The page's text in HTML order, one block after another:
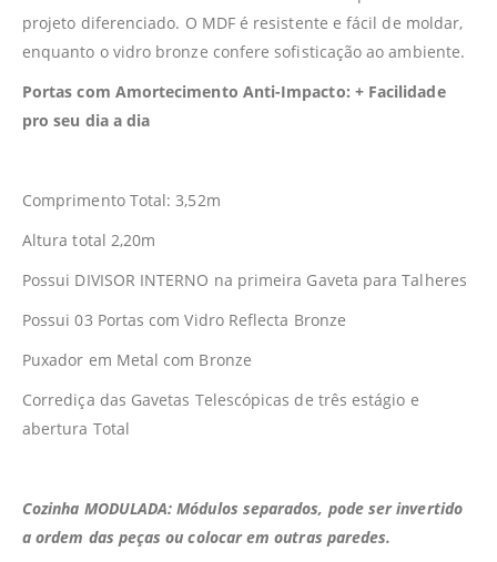
projeto diferenciado. O MDF é resistente e fácil de moldar,
enquanto o vidro bronze confere sofisticação ao ambiente.
Portas com Amortecimento Anti-Impacto: + Facilidade
pro seu dia a dia
Comprimento Total: 3,52m
Altura total 2,20m
Possui DIVISOR INTERNO na primeira Gaveta para Talheres
Possui 03 Portas com Vidro Reflecta Bronze
Puxador em Metal com Bronze
Corrediça das Gavetas Telescópicas de três estágio e
abertura Total
Cozinha MODULADA: Módulos separados, pode ser invertido
a ordem das peças ou colocar em outras paredes.